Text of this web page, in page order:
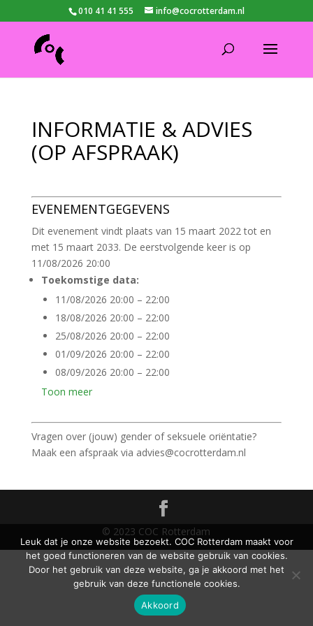
010 41 41 555 info@cocrotterdam.nl
INFORMATIE & ADVIES
(OP AFSPRAAK)
EVENEMENTGEGEVENS
Dit evenement vindt plaats van 15 maart 2022 tot en
met 15 maart 2033. De eerstvolgende keer is op
11/08/2026 20:00
Toekomstige data:
11/08/2026 20:00 – 22:00
18/08/2026 20:00 – 22:00
25/08/2026 20:00 – 22:00
01/09/2026 20:00 – 22:00
08/09/2026 20:00 – 22:00
Toon meer
Vragen over (jouw) gender of seksuele oriëntatie?
Maak een afspraak via advies@cocrotterdam.nl
© 2023 COC Rotterdam
Leuk dat je onze website bezoekt. COC Rotterdam maakt voor
het goed functioneren van de website gebruik van cookies.
Door het gebruik van deze website, ga je akkoord met het
gebruik van deze functionele cookies.
Akkoord